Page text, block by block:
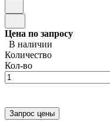
Цена по запросу
В наличии
Количество
Кол-во